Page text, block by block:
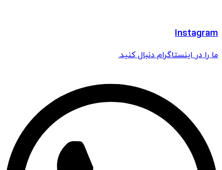
Instagram
ما را در اینستاگرام دنبال کنید.